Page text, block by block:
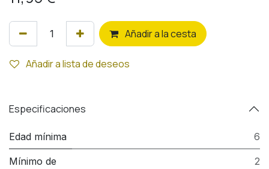
Añadir a la cesta
Añadir a lista de deseos
Especificaciones
Edad mínima 6
Mínimo de
2